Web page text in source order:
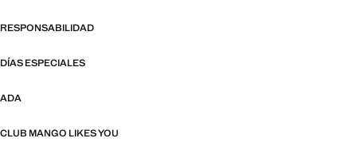
RESPONSABILIDAD
DÍAS ESPECIALES
ADA
CLUB MANGO LIKES YOU